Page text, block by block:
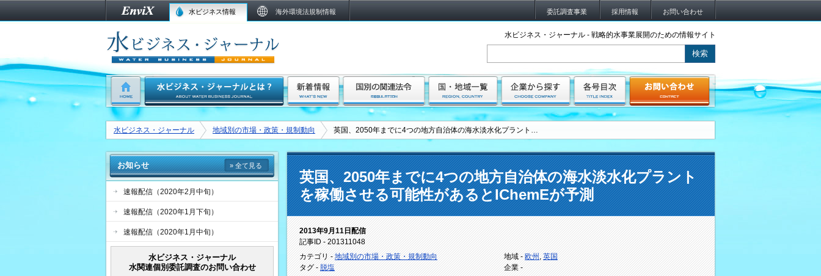
水ビジネス情報 海外環境法規制情報 委託調査事業 採用情報 お問い合わせ
水ビジネス・ジャーナル - 戦略的水事業展開のための情報サイト
水ビジネス・ジャーナル 地域別の市場・政策・規制動向 英国、2050年までに4つの地方自治体の海水淡水化プラント…
英国、2050年までに4つの地方自治体の海水淡水化プラント
を稼働させる可能性があるとIChemEが予測
2013年9月11日配信
記事ID - 201311048
カテゴリ - 地域別の市場・政策・規制動向
タグ - 脱塩
地域 - 欧州 , 英国
企業 -
お知らせ » 全て見る
速報配信（2020年2月中旬）
速報配信（2020年1月下旬）
速報配信（2020年1月中旬）
水ビジネス・ジャーナル
水関連個別委託調査のお問い合わせ